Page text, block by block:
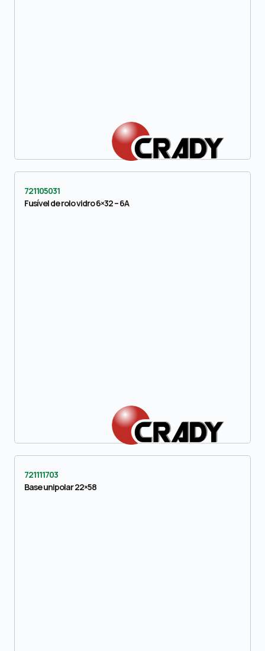
721105031
Fusível de rolo vidro 6×32 – 6A
721111703
Base unipolar 22×58